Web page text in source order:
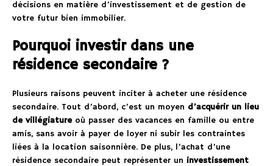
décisions en matière d’investissement et de gestion de
votre futur bien immobilier.
Pourquoi investir dans une
résidence secondaire ?
Plusieurs raisons peuvent inciter à acheter une résidence
secondaire. Tout d’abord, c’est un moyen d’acquérir un lieu
de villégiatureoù passer des vacances en famille ou entre
amis, sans avoir à payer de loyer ni subir les contraintes
liées à la location saisonnière. De plus, l’achat d’une
résidence secondaire peut représenter un investissement